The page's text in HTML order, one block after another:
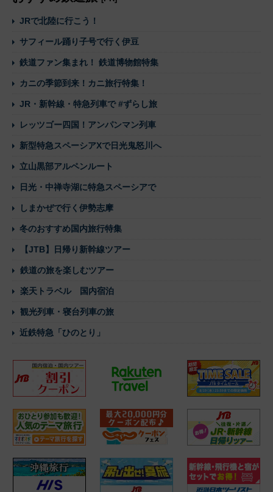
JRで北陸に行こう！
サフィール踊り子号で行く伊豆
鉄道ファン集まれ！ 鉄道博物館特集
カニの季節到来！カニ旅行特集！
JR・新幹線・特急列車で #ずらし旅
レッツゴー四国！アンパンマン列車
新型特急スペーシアXで日光鬼怒川へ
立山黒部アルペンルート
日光・中禅寺湖に特急スペーシアで
しまかぜで行く伊勢志摩
冬のおすすめ国内旅行特集
【JTB】日帰り新幹線ツアー
鉄道の旅を楽しむツアー
楽天トラベル 国内宿泊
観光列車・寝台列車の旅
近鉄特急「ひのとり」